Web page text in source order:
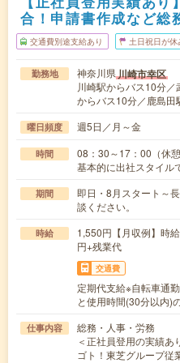
合！申請書作成など総
交通費別途支給あり 土日祝日が休
勤務地 神奈川県川崎市幸区
川崎駅からバス10分
からバス10分／鹿島田
曜日頻度 週5日／月～金
時間
08：30～17：00（休
基本的に出社スタイル
期間
即日・8月スタート～
談ください。
時給
1,550円【月収例】時
円+残業代
交通費
定期代支給※自転車通
と使用時間(30分以内)
仕事内容
総務・人事・労務
＜正社員登用の実績あ
ゴト！東芝グループ